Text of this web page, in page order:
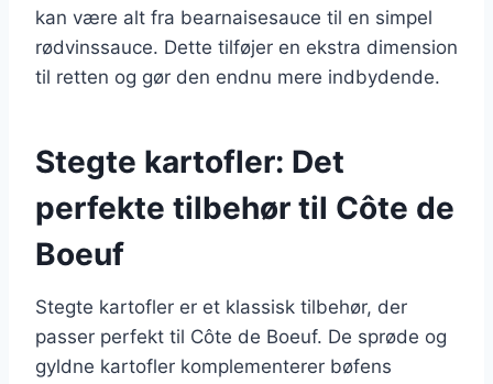
kan være alt fra bearnaisesauce til en simpel
rødvinssauce. Dette tilføjer en ekstra dimension
til retten og gør den endnu mere indbydende.
Stegte kartofler: Det
perfekte tilbehør til Côte de
Boeuf
Stegte kartofler er et klassisk tilbehør, der
passer perfekt til Côte de Boeuf. De sprøde og
gyldne kartofler komplementerer bøfens